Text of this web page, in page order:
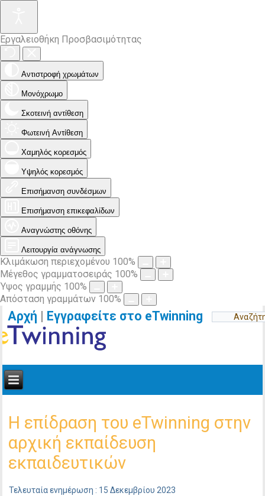
Εργαλειοθήκη Προσβασιμότητας
Αντιστροφή χρωμάτων
Μονόχρωμο
Σκοτεινή αντίθεση
Φωτεινή Αντίθεση
Χαμηλός κορεσμός
Υψηλός κορεσμός
Επισήμανση συνδέσμων
Επισήμανση επικεφαλίδων
Αναγνώστης οθόνης
Λειτουργία ανάγνωσης
Κλιμάκωση περιεχομένου 100%
Μέγεθος γραμματοσειράς 100%
Ύψος γραμμής 100%
Απόσταση γραμμάτων 100%
Αρχή | Εγγραφείτε στο eTwinning
Η επίδραση του eTwinning στην
αρχική εκπαίδευση
εκπαιδευτικών
Τελευταία ενημέρωση : 15 Δεκεμβρίου 2023